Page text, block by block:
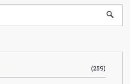
(259)